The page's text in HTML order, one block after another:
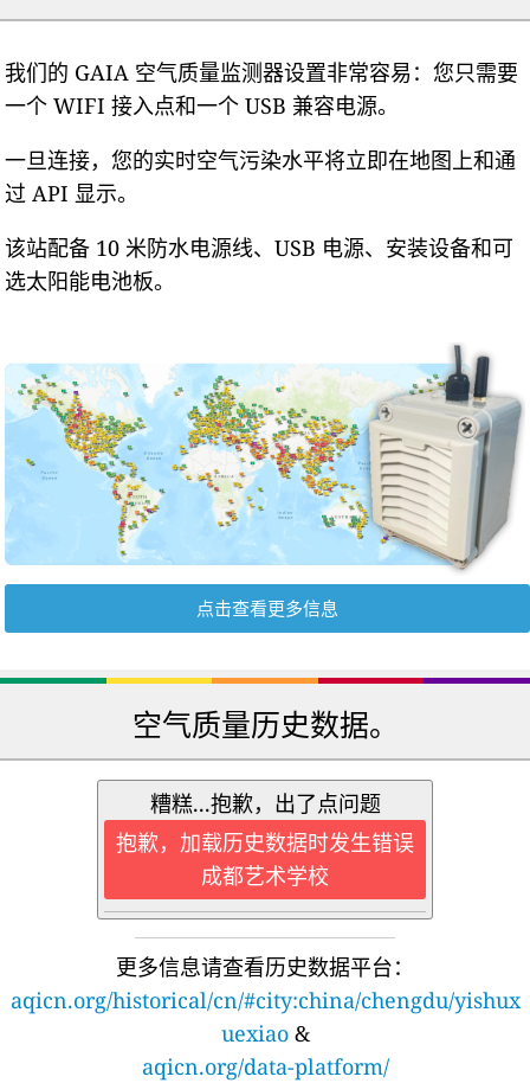
我们的 GAIA 空气质量监测器设置非常容易：您只需要
一个 WIFI 接入点和一个 USB 兼容电源。
一旦连接，您的实时空气污染水平将立即在地图上和通
过 API 显示。
该站配备 10 米防水电源线、USB 电源、安装设备和可
选太阳能电池板。
点击查看更多信息
空气质量历史数据。
糟糕...抱歉，出了点问题
抱歉，加载历史数据时发生错误
成都艺术学校
更多信息请查看历史数据平台：
aqicn.org/historical/cn/#city:china/chengdu/yishux
uexiao&
aqicn.org/data-platform/